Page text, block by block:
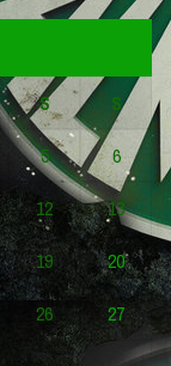
S
S
5
6
12
13
19
20
26
27